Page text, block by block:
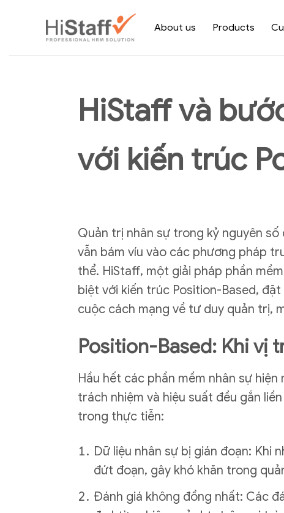
About us Products
HiStaff và
với kiến trúc
Quản trị nhân sự trong kỷ nguyên số
vẫn bám víu vào các phương pháp
thể. HiStaff, một giải pháp phần
biệt với kiến trúc Position-Based,
cuộc cách mạng về tư duy quản trị,
Position-Based: Khi vị
Hầu hết các phần mềm nhân sự
trách nhiệm và hiệu suất đều gắn
trong thực tiễn:
Dữ liệu nhân sự bị gián đoạn: Khi
đứt đoạn, gây khó khăn trong
Đánh giá không đồng nhất: Các